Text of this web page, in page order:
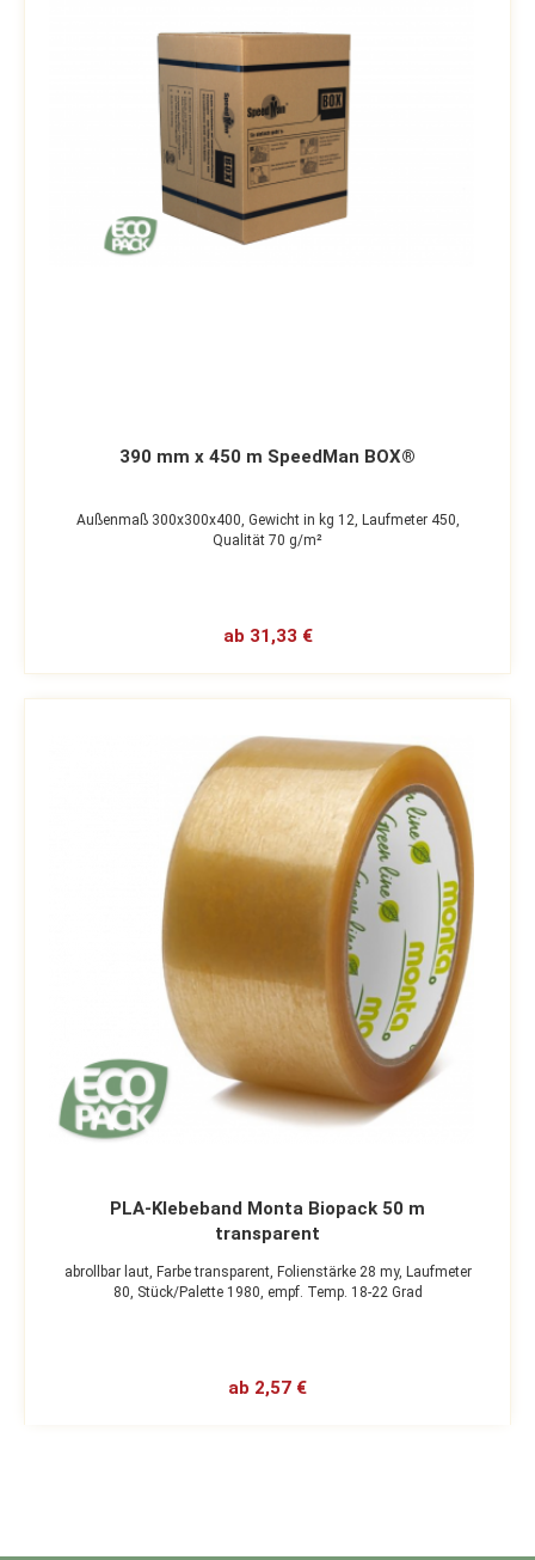
390 mm x 450 m SpeedMan BOX®
Außenmaß 300x300x400, Gewicht in kg 12, Laufmeter 450,
Qualität 70 g/m²
ab 31,33 €
PLA-Klebeband Monta Biopack 50 m
transparent
abrollbar laut, Farbe transparent, Folienstärke 28 my, Laufmeter
80, Stück/Palette 1980, empf. Temp. 18-22 Grad
ab 2,57 €